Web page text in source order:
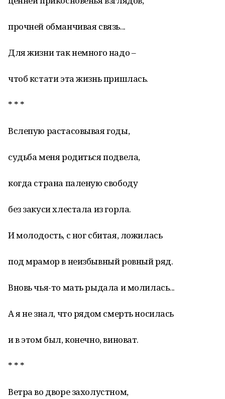
прочней обманчивая связь...
Для жизни так немного надо –
чтоб кстати эта жизнь пришлась.
* * *
Вслепую растасовывая годы,
судьба меня родиться подвела,
когда страна паленую свободу
без закуси хлестала из горла.
И молодость, с ног сбитая, ложилась
под мрамор в неизбывный ровный ряд.
Вновь чья-то мать рыдала и молилась...
А я не знал, что рядом смерть носилась
и в этом был, конечно, виноват.
* * *
Ветра во дворе захолустном,